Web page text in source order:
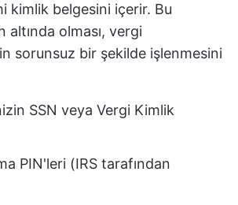
kimlik belgesini içerir. Bu
altında olması, vergi
sorunsuz bir şekilde işlenmesini
SSN veya Vergi Kimlik
PIN'leri (IRS tarafından